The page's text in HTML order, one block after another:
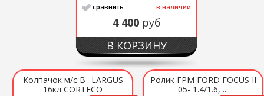
сравнить в наличии
4 400 руб
В КОРЗИНУ
Колпачок м/с В_ LARGUS
16кл CORTECO
Ролик ГРМ FORD FOCUS II
05- 1.4/1.6, ...